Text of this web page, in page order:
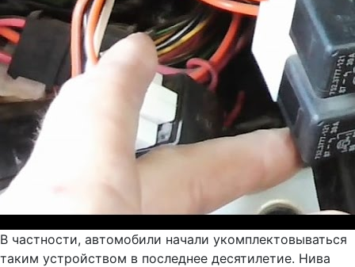
В частности, автомобили начали укомплектовываться
таким устройством в последнее десятилетие. Нива